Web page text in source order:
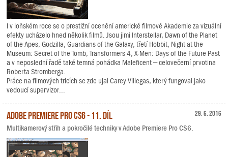
I v loňském roce se o prestižní ocenění americké filmové Akademie za vizuální
efekty ucházelo hned několik filmů. Jsou jimi Interstellar, Dawn of the Planet
of the Apes, Godzilla, Guardians of the Galaxy, třetí Hobbit, Night at the
Museum: Secret of the Tomb, Transformers 4, X-Men: Days of the Future Past
a v neposlední řadě také temná pohádka Maleficent – celovečerní prvotina
Roberta Stromberga.
Práce na filmových tricích se zde ujal Carey Villegas, který fungoval jako
vedoucí supervizor...
29. 6. 2016
Adobe Premiere Pro CS6 - 11. díl
Multikamerový střih a pokročilé techniky v Adobe Premiere Pro CS6.